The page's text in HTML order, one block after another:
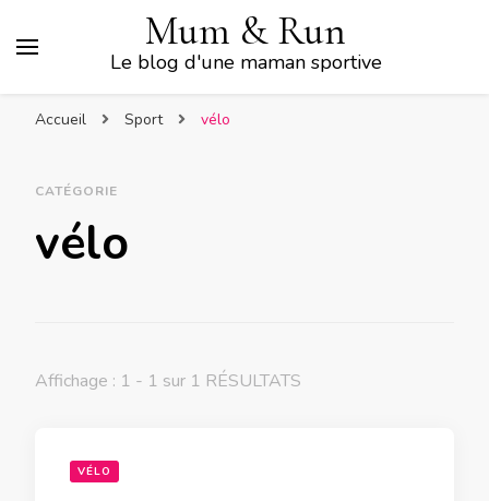
Mum & Run
Le blog d'une maman sportive
Accueil Sport vélo
CATÉGORIE
vélo
Affichage : 1 - 1 sur 1 RÉSULTATS
VÉLO